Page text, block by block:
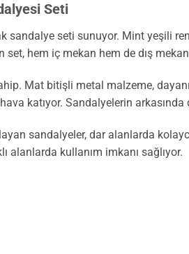
Seti
sandalye seti sunuyor. Mint yeşili
hem iç mekan hem de dış
Mat bitişli metal malzeme,
katıyor. Sandalyelerin
sandalyeler, dar alanlarda
alanlarda kullanım imkanı sağlıyor.